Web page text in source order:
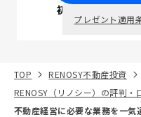
初回面談で
プレゼント適用
TOP RENOSY不動産投資
RENOSY（リノシー）の評判・
不動産経営に必要な業務を一気